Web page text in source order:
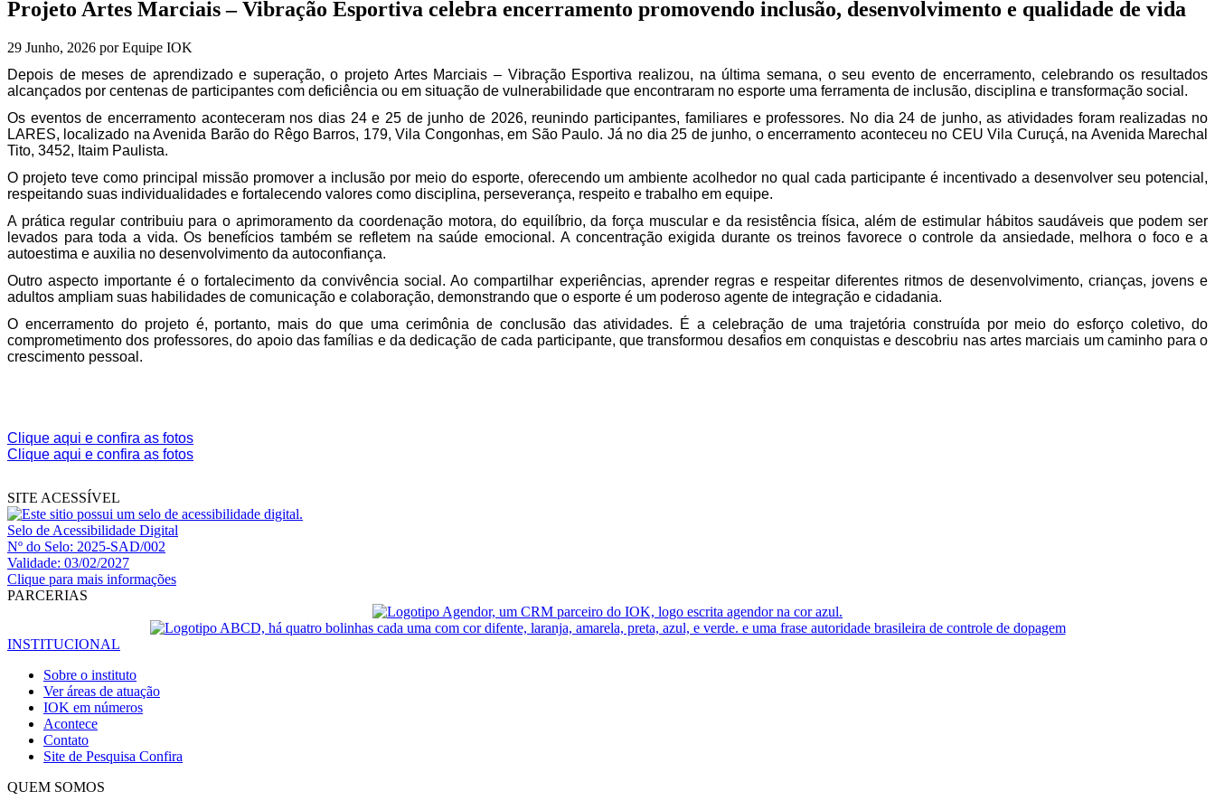
tela;
Pressione
Control-
para
abrir
menu
de
acessibilidade.
Projeto Artes Marciais – Vibração Esportiva celebra encerramento promovendo inclusão, desenvolvimento e qualidade de vida
29 Junho, 2026 por Equipe IOK
Depois de meses de aprendizado e superação, o projeto Artes Marciais – Vibração Esportiva realizou, na última semana, o seu evento de encerramento, celebrando os resultados
alcançados por centenas de participantes com deficiência ou em situação de vulnerabilidade que encontraram no esporte uma ferramenta de inclusão, disciplina e transformação social.
Os eventos de encerramento aconteceram nos dias 24 e 25 de junho de 2026, reunindo participantes, familiares e professores. No dia 24 de junho, as atividades foram realizadas no
LARES, localizado na Avenida Barão do Rêgo Barros, 179, Vila Congonhas, em São Paulo. Já no dia 25 de junho, o encerramento aconteceu no CEU Vila Curuçá, na Avenida Marechal
Tito, 3452, Itaim Paulista.
O projeto teve como principal missão promover a inclusão por meio do esporte, oferecendo um ambiente acolhedor no qual cada participante é incentivado a desenvolver seu potencial,
respeitando suas individualidades e fortalecendo valores como disciplina, perseverança, respeito e trabalho em equipe.
A prática regular contribuiu para o aprimoramento da coordenação motora, do equilíbrio, da força muscular e da resistência física, além de estimular hábitos saudáveis que podem ser
levados para toda a vida. Os benefícios também se refletem na saúde emocional. A concentração exigida durante os treinos favorece o controle da ansiedade, melhora o foco e a
autoestima e auxilia no desenvolvimento da autoconfiança.
Outro aspecto importante é o fortalecimento da convivência social. Ao compartilhar experiências, aprender regras e respeitar diferentes ritmos de desenvolvimento, crianças, jovens e
adultos ampliam suas habilidades de comunicação e colaboração, demonstrando que o esporte é um poderoso agente de integração e cidadania.
O encerramento do projeto é, portanto, mais do que uma cerimônia de conclusão das atividades. É a celebração de uma trajetória construída por meio do esforço coletivo, do
comprometimento dos professores, do apoio das famílias e da dedicação de cada participante, que transformou desafios em conquistas e descobriu nas artes marciais um caminho para o
crescimento pessoal.
Clique aqui e confira as fotos
Clique aqui e confira as fotos
SITE ACESSÍVEL
Selo de Acessibilidade Digital
Nº do Selo: 2025-SAD/002
Validade: 03/02/2027
Clique para mais informações
PARCERIAS
INSTITUCIONAL
Sobre o instituto
Ver áreas de atuação
IOK em números
Acontece
Contato
Site de Pesquisa Confira
QUEM SOMOS